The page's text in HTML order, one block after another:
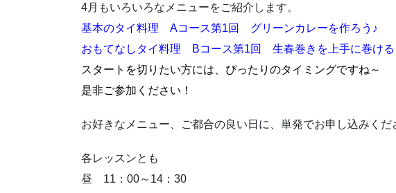
4月もいろいろなメニューをご紹介します。
基本のタイ料理 Aコース第1回 グリーンカレーを作ろう♪
おもてなしタイ料理 Bコース第1回 生春巻きを上手に巻ける
スタートを切りたい方には、ぴったりのタイミングですね～
是非ご参加ください！
お好きなメニュー、ご都合の良い日に、単発でお申し込みくだ
各レッスンとも
昼 11：00～14：30